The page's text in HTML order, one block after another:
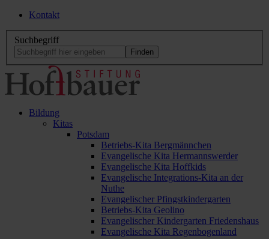
Kontakt
Suchbegriff
Bildung
Kitas
Potsdam
Betriebs-Kita Bergmännchen
Evangelische Kita Hermannswerder
Evangelische Kita Hoffkids
Evangelische Integrations-Kita an der
Nuthe
Evangelischer Pfingstkindergarten
Betriebs-Kita Geolino
Evangelischer Kindergarten Friedenshaus
Evangelische Kita Regenbogenland